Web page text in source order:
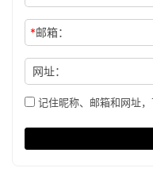
*邮箱：
网址：
记住昵称、邮箱和网址